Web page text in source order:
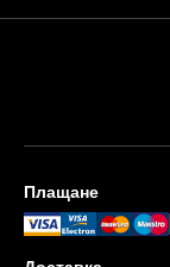
Плащане